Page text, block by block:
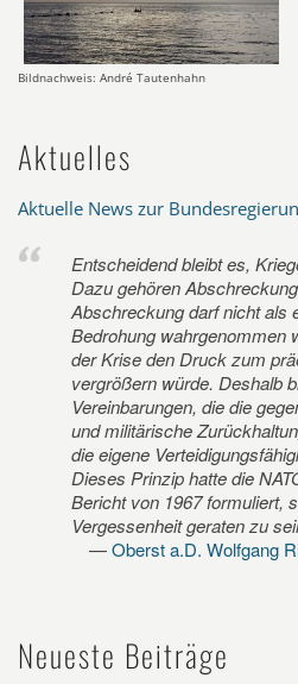
Bildnachweis: André Tautenhahn
Aktuelles
Aktuelle News zur
Entscheidend bleibt es,
Dazu gehören
Abschreckung darf nicht als
Bedrohung wahrgenommen
der Krise den Druck zum
vergrößern würde. Deshalb
Vereinbarungen, die die
und militärische
die eigene
Dieses Prinzip hatte die
Bericht von 1967 formuliert,
Vergessenheit geraten zu
Oberst a.D. Wolfgang
Neueste Beiträge